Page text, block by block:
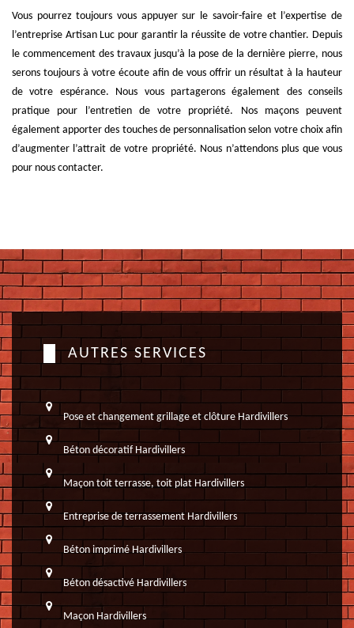
Vous pourrez toujours vous appuyer sur le savoir-faire et l’expertise de
l’entreprise Artisan Luc pour garantir la réussite de votre chantier. Depuis
le commencement des travaux jusqu’à la pose de la dernière pierre, nous
serons toujours à votre écoute afin de vous offrir un résultat à la hauteur
de votre espérance. Nous vous partagerons également des conseils
pratique pour l’entretien de votre propriété. Nos maçons peuvent
également apporter des touches de personnalisation selon votre choix afin
d’augmenter l’attrait de votre propriété. Nous n’attendons plus que vous
pour nous contacter.
AUTRES SERVICES
Pose et changement grillage et clôture Hardivillers
Béton décoratif Hardivillers
Maçon toit terrasse, toit plat Hardivillers
Entreprise de terrassement Hardivillers
Béton imprimé Hardivillers
Béton désactivé Hardivillers
Maçon Hardivillers